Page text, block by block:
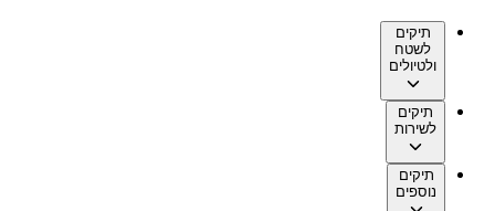
תיקים
לשטח
ולטיולים
תיקים
לשירות
תיקים
נוספים